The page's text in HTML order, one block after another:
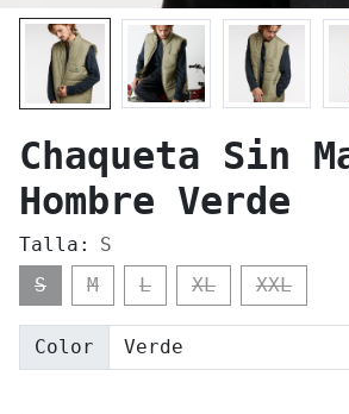
Chaqueta Sin
Hombre Verde
Talla:
S
S
M L XL XXL
Color